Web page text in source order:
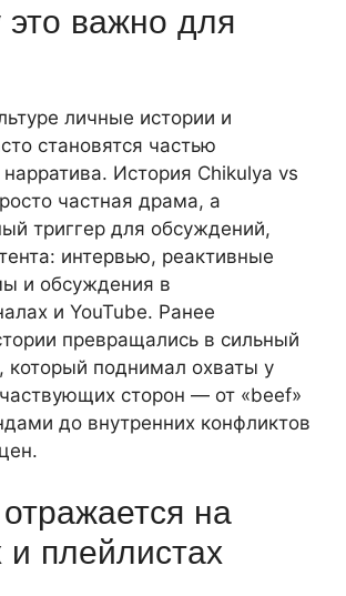
важно для
личные истории и
становятся частью
нарратива. История Chikulya vs
частная драма, а
триггер для обсуждений,
интервью, реактивные
и обсуждения в
и YouTube. Ранее
превращались в сильный
который поднимал охваты у
сторон — от «beef»
до внутренних конфликтов
на
плейлистах